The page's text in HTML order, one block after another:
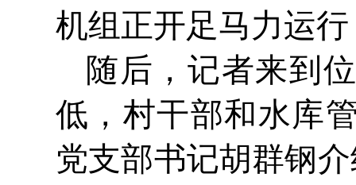
机组正开足马力运
随后，记者来到
低，村干部和水库
党支部书记胡群钢